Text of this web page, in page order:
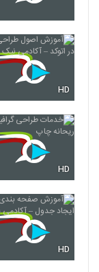
HD
HD
HD